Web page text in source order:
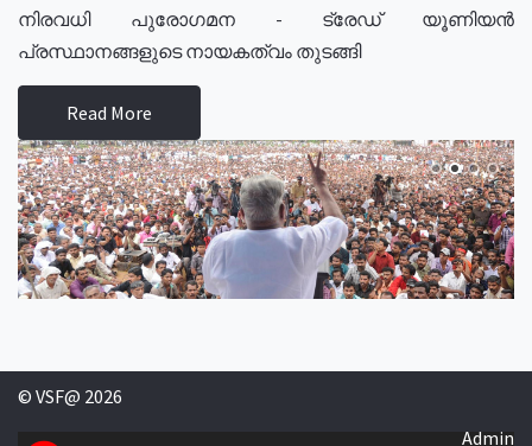
നിരവധി പുരോഗമന - ട്രേഡ് യൂണിയൻ
പ്രസ്ഥാനങ്ങളുടെ നായകത്വം തുടങ്ങി
Read More
© VSF@ 2026
Admin